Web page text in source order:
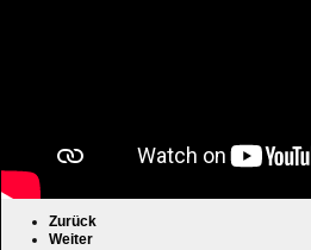
Zurück
Weiter